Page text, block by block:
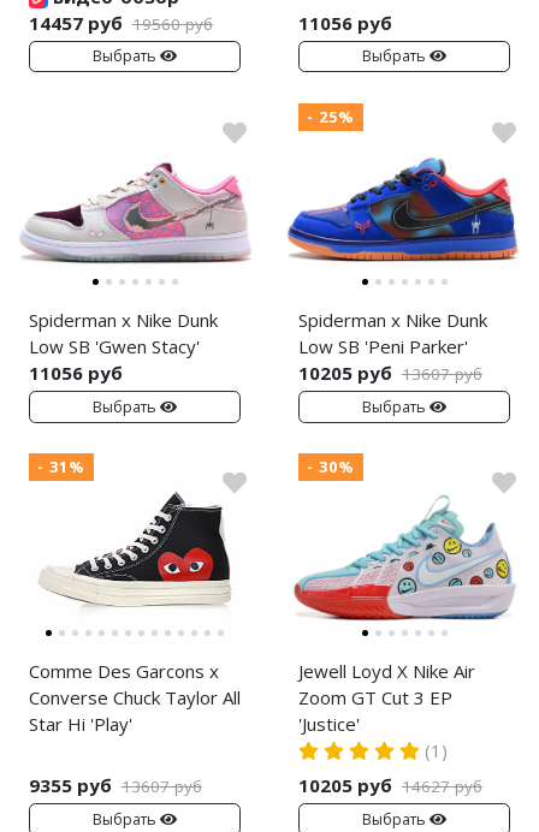
14457 руб 19560 руб
Выбрать
11056 руб
Выбрать
Spiderman x Nike Dunk
Low SB 'Gwen Stacy'
11056 руб
Выбрать
- 25%
Spiderman x Nike Dunk
Low SB 'Peni Parker'
10205 руб 13607 руб
Выбрать
- 31%
Comme Des Garcons x
Converse Chuck Taylor All
Star Hi 'Play'
9355 руб 13607 руб
Выбрать
- 30%
Jewell Loyd X Nike Air
Zoom GT Cut 3 EP
'Justice'
(1)
10205 руб 14627 руб
Выбрать